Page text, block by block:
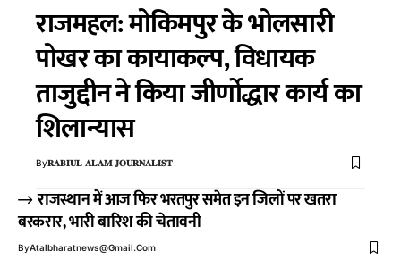
राजमहल: मोकिमपुर के भोलसारी
पोखर का कायाकल्प, विधायक
ताजुद्दीन ने किया जीर्णोद्धार कार्य का
शिलान्यास
By𝐑𝐀𝐁𝐈𝐔𝐋 𝐀𝐋𝐀𝐌 𝐉𝐎𝐔𝐑𝐍𝐀𝐋𝐈𝐒𝐓
राजस्थान में आज फिर भरतपुर समेत इन जिलों पर खतरा
बरकरार, भारी बारिश की चेतावनी
ByAtalbharatnews@gmail.com